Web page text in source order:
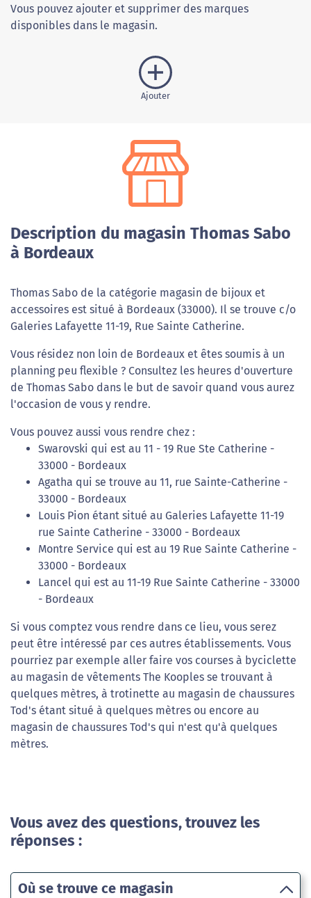
Vous pouvez ajouter et supprimer des marques
disponibles dans le magasin.
Ajouter
Description du magasin Thomas Sabo
à Bordeaux
Thomas Sabo de la catégorie magasin de bijoux et
accessoires est situé à Bordeaux (33000). Il se trouve c/o
Galeries Lafayette 11-19, Rue Sainte Catherine.
Vous résidez non loin de Bordeaux et êtes soumis à un
planning peu flexible ? Consultez les heures d'ouverture
de Thomas Sabo dans le but de savoir quand vous aurez
l'occasion de vous y rendre.
Vous pouvez aussi vous rendre chez :
Swarovski qui est au 11 - 19 Rue Ste Catherine -
33000 - Bordeaux
Agatha qui se trouve au 11, rue Sainte-Catherine -
33000 - Bordeaux
Louis Pion étant situé au Galeries Lafayette 11-19
rue Sainte Catherine - 33000 - Bordeaux
Montre Service qui est au 19 Rue Sainte Catherine -
33000 - Bordeaux
Lancel qui est au 11-19 Rue Sainte Catherine - 33000
- Bordeaux
Si vous comptez vous rendre dans ce lieu, vous serez
peut être intéressé par ces autres établissements. Vous
pourriez par exemple aller faire vos courses à byciclette
au magasin de vêtements The Kooples se trouvant à
quelques mètres, à trotinette au magasin de chaussures
Tod's étant situé à quelques mètres ou encore au
magasin de chaussures Tod's qui n'est qu'à quelques
mètres.
Vous avez des questions, trouvez les
réponses :
Où se trouve ce magasin